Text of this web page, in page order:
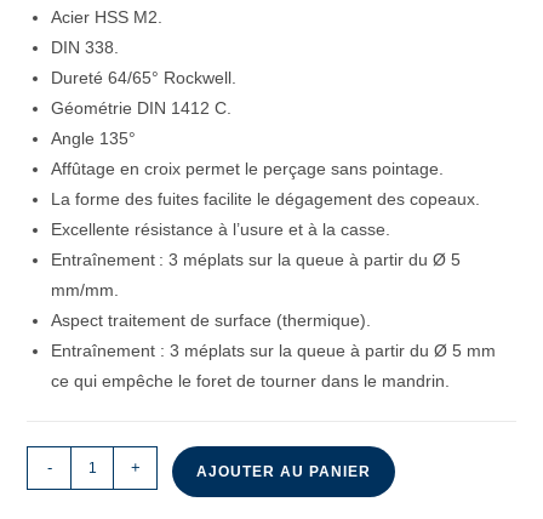
Acier HSS M2.
DIN 338.
Dureté 64/65° Rockwell.
Géométrie DIN 1412 C.
Angle 135°
Affûtage en croix permet le perçage sans pointage.
La forme des fuites facilite le dégagement des copeaux.
Excellente résistance à l’usure et à la casse.
Entraînement : 3 méplats sur la queue à partir du Ø 5
mm/mm.
Aspect traitement de surface (thermique).
Entraînement : 3 méplats sur la queue à partir du Ø 5 mm
ce qui empêche le foret de tourner dans le mandrin.
- + AJOUTER AU PANIER